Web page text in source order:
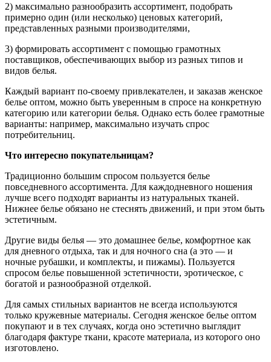
2) максимально разнообразить ассортимент, подобрать
примерно один (или несколько) ценовых категорий,
представленных разными производителями,
3) формировать ассортимент с помощью грамотных
поставщиков, обеспечивающих выбор из разных типов и
видов белья.
Каждый вариант по-своему привлекателен, и заказав женское
белье оптом, можно быть уверенным в спросе на конкретную
категорию или категории белья. Однако есть более грамотные
варианты: например, максимально изучать спрос
потребительниц.
Что интересно покупательницам?
Традиционно большим спросом пользуется белье
повседневного ассортимента. Для каждодневного ношения
лучше всего подходят варианты из натуральных тканей.
Нижнее белье обязано не стеснять движений, и при этом быть
эстетичным.
Другие виды белья — это домашнее белье, комфортное как
для дневного отдыха, так и для ночного сна (а это — и
ночные рубашки, и комплекты, и пижамы). Пользуется
спросом белье повышенной эстетичности, эротическое, с
богатой и разнообразной отделкой.
Для самых стильных вариантов не всегда используются
только кружевные материалы. Сегодня женское белье оптом
покупают и в тех случаях, когда оно эстетично выглядит
благодаря фактуре ткани, красоте материала, из которого оно
изготовлено.